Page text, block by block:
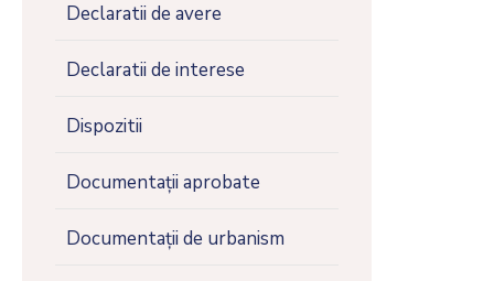
Declaratii de avere
Declaratii de interese
Dispozitii
Documentații aprobate
Documentații de urbanism